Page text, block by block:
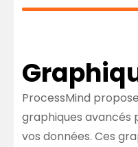
ProcessMind
graphiques avancés
vos données. Ces